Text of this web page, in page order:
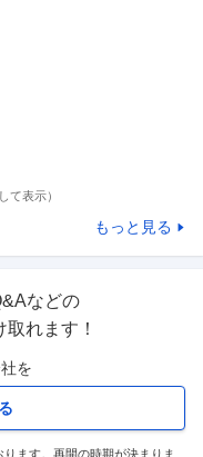
て表示）
もっと見る
などの
れます！
を
ます。再開の時期が決まりま